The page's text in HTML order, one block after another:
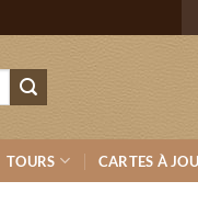
TOURS CARTES À